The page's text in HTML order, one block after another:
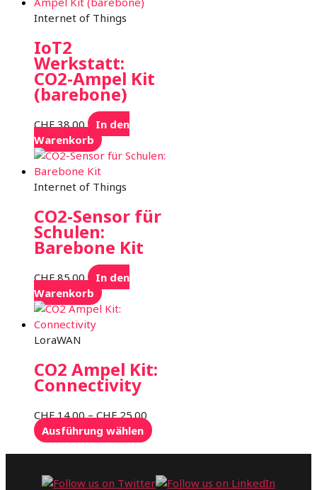
Internet of Things
IoT2
Werkstatt:
CO2-Ampel Kit
(barebone)
CHF38.00
In den
Warenkorb
Internet of Things
CO2-Sensor für
Schulen:
Barebone Kit
CHF85.00
In den
Warenkorb
LoraWAN
CO2 Ampel Kit:
Connectivity
CHF14.00 –CHF25.00
CHF 14.00
bis
Ausführung wählen Dieses
mehrere